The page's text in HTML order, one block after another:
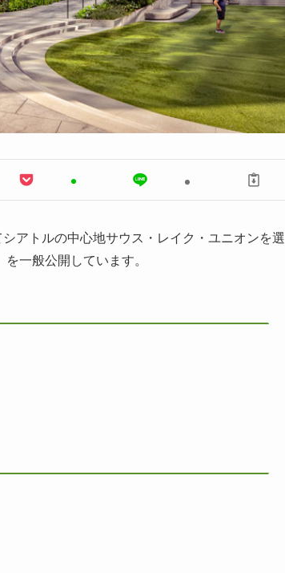
アトルの中心地サウス・レイク・ユニオンを選
一般公開しています。